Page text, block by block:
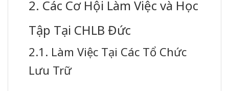
2. Các Cơ Hội Làm Việc và Học
Tập Tại CHLB Đức
2.1. Làm Việc Tại Các Tổ Chức
Lưu Trữ